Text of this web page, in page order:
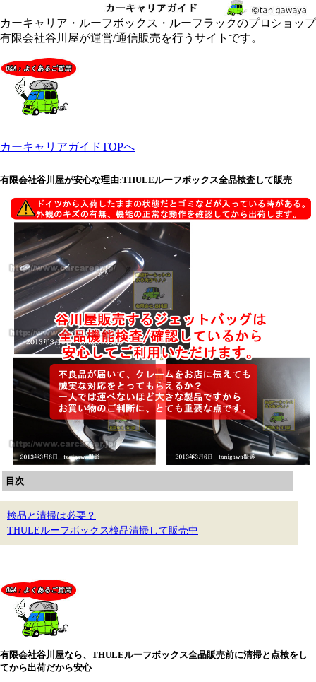
カーキャリア・ルーフボックス・ルーフラックのプロショップ
有限会社谷川屋が運営/通信販売を行うサイトです。
カーキャリアガイドTOPへ
有限会社谷川屋が安心な理由:THULEルーフボックス全品検査して販売
目次
検品と清掃は必要？
THULEルーフボックス検品清掃して販売中
有限会社谷川屋なら、THULEルーフボックス全品販売前に清掃と点検をし
てから出荷だから安心